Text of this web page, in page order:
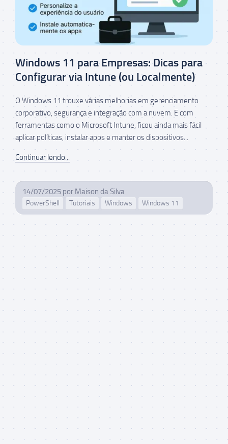
Windows 11 para Empresas: Dicas para
Configurar via Intune (ou Localmente)
O Windows 11 trouxe várias melhorias em gerenciamento
corporativo, segurança e integração com a nuvem. E com
ferramentas como o Microsoft Intune, ficou ainda mais fácil
aplicar políticas, instalar apps e manter os dispositivos...
Continuar lendo...
14/07/2025 por Maison da Silva
PowerShell Tutoriais Windows Windows 11